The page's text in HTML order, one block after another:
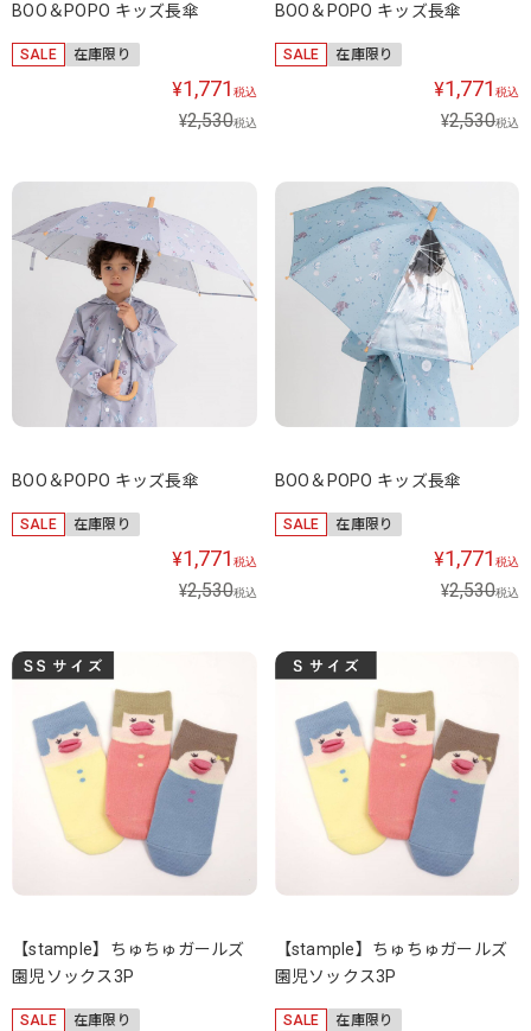
BOO＆POPO キッズ長傘
SALE 在庫限り
¥1,771 税込
¥2,530税込
BOO＆POPO キッズ長傘
SALE 在庫限り
¥1,771 税込
¥2,530税込
BOO＆POPO キッズ長傘
SALE 在庫限り
¥1,771 税込
¥2,530税込
BOO＆POPO キッズ長傘
SALE 在庫限り
¥1,771 税込
¥2,530税込
【stample】ちゅちゅガールズ
園児ソックス3P
SALE 在庫限り
【stample】ちゅちゅガールズ
園児ソックス3P
SALE 在庫限り